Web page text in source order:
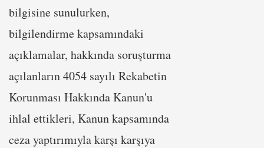
bilgisine sunulurken,
bilgilendirme kapsamındaki
açıklamalar, hakkında soruşturma
açılanların 4054 sayılı Rekabetin
Korunması Hakkında Kanun'u
ihlal ettikleri, Kanun kapsamında
ceza yaptırımıyla karşı karşıya